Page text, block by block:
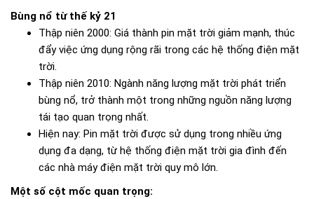
Bùng nổ từ thế kỷ 21
Thập niên 2000: Giá thành pin mặt trời giảm mạnh, thúc
đẩy việc ứng dụng rộng rãi trong các hệ thống điện mặt
trời.
Thập niên 2010: Ngành năng lượng mặt trời phát triển
bùng nổ, trở thành một trong những nguồn năng lượng
tái tạo quan trọng nhất.
Hiện nay: Pin mặt trời được sử dụng trong nhiều ứng
dụng đa dạng, từ hệ thống điện mặt trời gia đình đến
các nhà máy điện mặt trời quy mô lớn.
Một số cột mốc quan trọng: